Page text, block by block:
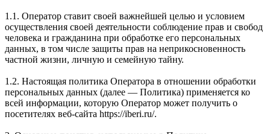
1.1. Оператор ставит своей важнейшей целью и условием
осуществления своей деятельности соблюдение прав и свобод
человека и гражданина при обработке его персональных
данных, в том числе защиты прав на неприкосновенность
частной жизни, личную и семейную тайну.
1.2. Настоящая политика Оператора в отношении обработки
персональных данных (далее — Политика) применяется ко
всей информации, которую Оператор может получить о
посетителях веб-сайта https://iberi.ru/.